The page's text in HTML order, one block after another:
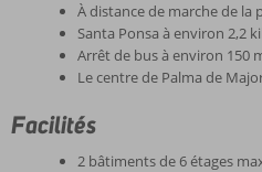
À distance de marche de la
Santa Ponsa à environ 2,2
Arrêt de bus à environ 150
Le centre de Palma de
Facilités
2 bâtiments de 6 étages